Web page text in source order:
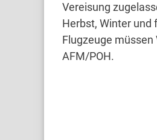
Vereisung
Herbst, Winter und
Flugzeuge
AFM/POH.